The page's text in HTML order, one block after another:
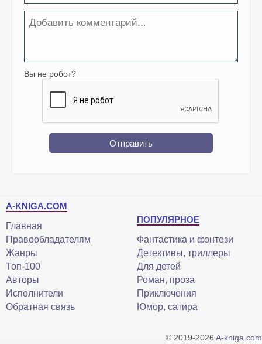
Вы не робот?
Отправить
A-KNIGA.COM
Главная
Правообладателям
Жанры
Топ-100
Авторы
Исполнители
Обратная связь
ПОПУЛЯРНОЕ
Фантастика и фэнтези
Детективы, триллеры
Для детей
Роман, проза
Приключения
Юмор, сатира
© 2019-2026 A-kniga.com